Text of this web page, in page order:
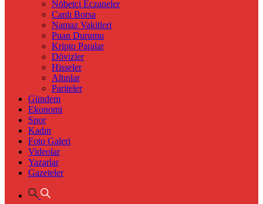
Nöbetçi Eczaneler
Canlı Borsa
Namaz Vakitleri
Puan Durumu
Kripto Paralar
Dövizler
Hisseler
Altınlar
Pariteler
Gündem
Ekonomi
Spor
Kadın
Foto Galeri
Videolar
Yazarlar
Gazeteler